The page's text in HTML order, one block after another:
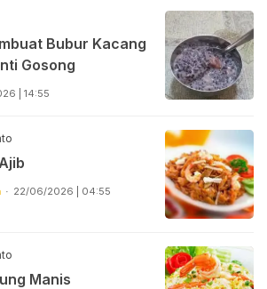
Bubur Kacang
Gosong
| 14:55
22/06/2026 | 04:55
Manis